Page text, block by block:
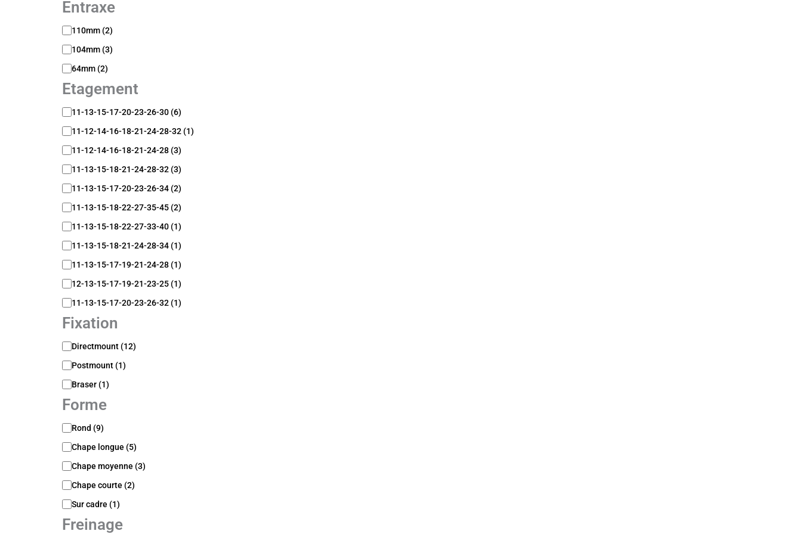
Entraxe
E
t
r
a
x
110mm (2)
104mm (3)
64mm (2)
Etagement
E
a
g
e
m
n
t
11-13-15-17-20-23-26-30 (6)
11-12-14-16-18-21-24-28-32 (1)
11-12-14-16-18-21-24-28 (3)
11-13-15-18-21-24-28-32 (3)
11-13-15-17-20-23-26-34 (2)
11-13-15-18-22-27-35-45 (2)
11-13-15-18-22-27-33-40 (1)
11-13-15-18-21-24-28-34 (1)
11-13-15-17-19-21-24-28 (1)
12-13-15-17-19-21-23-25 (1)
11-13-15-17-20-23-26-32 (1)
Fixation
F
x
a
t
n
Directmount (12)
Postmount (1)
Braser (1)
Forme
F
r
m
e
Rond (9)
Chape longue (5)
Chape moyenne (3)
Chape courte (2)
Sur cadre (1)
Freinage